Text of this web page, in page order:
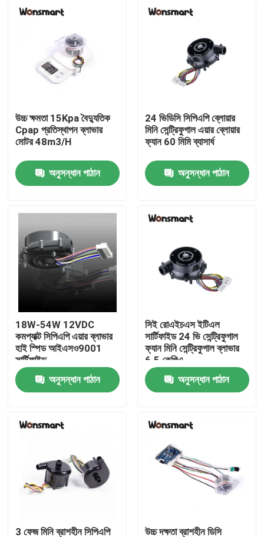
পণ্য
ভিডিও
কারখানা পরিদর্শন
গুণমান নিয়ন্ত্রণ
আমাদের সাথে যোগাযোগ
মামলা
একটি উদ্ধৃতি অনুরোধ করুন
উচ্চ ক্ষমতা 15Kpa বৈদ্যুতিক
Cpap প্রতিস্থাপন ব্লাভার
মোটর 48m3/H
অনুসন্ধান পাঠান
24 ভিডিসি সিপিএপি ব্লোয়ার
মিনি সেন্ট্রিফুগাল এয়ার ব্লোয়ার
ফ্যান 60 মিমি ব্যাসার্ধ
অনুসন্ধান পাঠান
18W-54W 12VDC
কমপ্যাক্ট সিপিএপি এয়ার ব্লাভার
হাই স্পিড আইএসও9001
সার্টিফাইড
অনুসন্ধান পাঠান
সিই রোএইচএস ইটিএল
সার্টিফাইড 24 ভি সেন্ট্রিফুগাল
ফ্যান মিনি সেন্ট্রিফুগাল ব্লাভার
6.5 কেপিএ
অনুসন্ধান পাঠান
3 ফেজ মিনি ব্রাশহীন সিপিএপি উচ্চ দক্ষতা ব্রাশহীন ডিসি